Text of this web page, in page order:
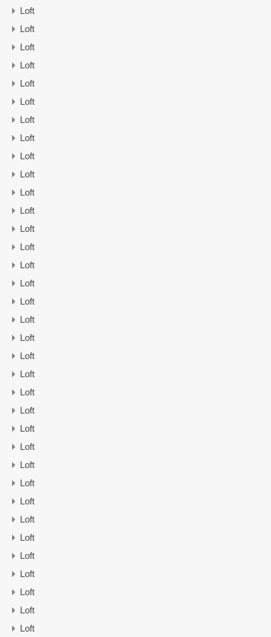
Loft
Loft
Loft
Loft
Loft
Loft
Loft
Loft
Loft
Loft
Loft
Loft
Loft
Loft
Loft
Loft
Loft
Loft
Loft
Loft
Loft
Loft
Loft
Loft
Loft
Loft
Loft
Loft
Loft
Loft
Loft
Loft
Loft
Loft
Loft